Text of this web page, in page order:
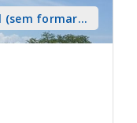
(sem formar